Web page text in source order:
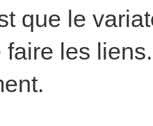
que le
faire les